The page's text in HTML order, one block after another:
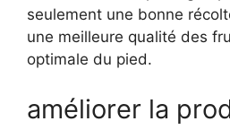
seulement une bonne
une meilleure qualité des
optimale du pied.
améliorer la